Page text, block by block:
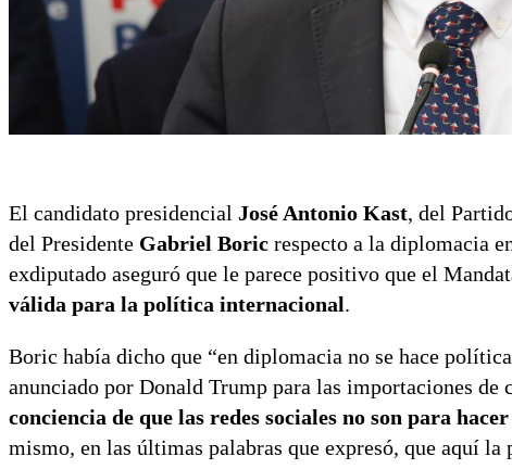
El candidato presidencial José Antonio Kast, del
del Presidente Gabriel Boric respecto a la diplomacia
exdiputado aseguró que le parece positivo que el
válida para la política internacional.
Boric había dicho que “en diplomacia no se hace
anunciado por Donald Trump para las importaciones de
conciencia de que las redes sociales no son para
mismo, en las últimas palabras que expresó, que aquí